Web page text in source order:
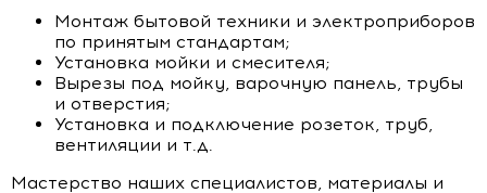
Монтаж бытовой техники и электроприборов
по принятым стандартам;
Установка мойки и смесителя;
Вырезы под мойку, варочную панель, трубы
и отверстия;
Установка и подключение розеток, труб,
вентиляции и т.д.
Мастерство наших специалистов, материалы и